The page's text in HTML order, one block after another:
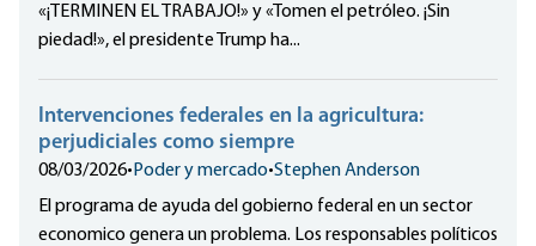
«¡TERMINEN EL TRABAJO!» y «Tomen el petróleo. ¡Sin
piedad!», el presidente Trump ha...
Intervenciones federales en la agricultura:
perjudiciales como siempre
08/03/2026•Poder y mercado•Stephen Anderson
El programa de ayuda del gobierno federal en un sector
economico genera un problema. Los responsables políticos